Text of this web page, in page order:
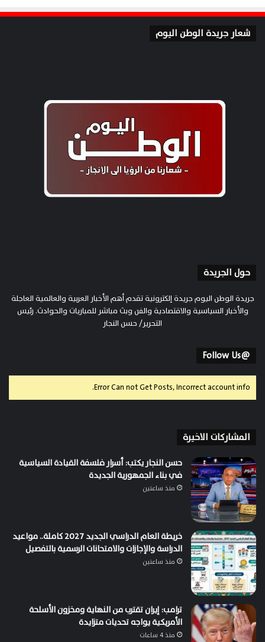
شعار جريدة الوطن اليوم
حول الجريدة
جريدة الوطن اليوم جريدة إلكترونية تقدم أهم الأخبار العربية والعالمية العاجلة
والأخبار السياسية والاقتصادية والفن وبث مباشر للمباريات والحوادث. رئيس
التحرير/ حسن النجار
@Follow Us
Error Can not Get Posts, Incorrect account info.
المشاركات الاخيرة
حسن النجار يكتب: أسرار فلسفة القيادة السياسية
في بناء الجمهورية الجديدة
منذ ساعتين
خريطة العام الدراسي الجديد 2027 كاملة.. مواعيد
الدراسة والإجازات والامتحانات الرسمية بالتفصيل
منذ ساعتين
ترامب: إيران تقترب من النهاية ومخزون الأسلحة
الأمريكية يواجه تحديات متزايدة
منذ 4 ساعات